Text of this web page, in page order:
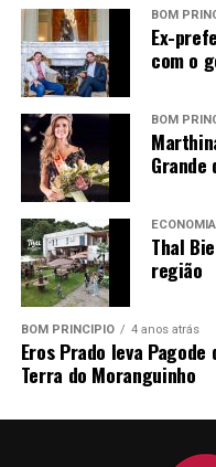
PRAZO E LOCAL DE
e dias 01; 02 e 03 de
11h30min e das 13h
Pessoal, junto a
sito à Rua João
Excepcionalmente,
serão realizadas
compreendendo o
Pareci Novo,
BOM
Ex-
com o
BOM
Grande
ECONOMIA
Thal
região
BOM PRINCÍPIO 4 anos atrás
Eros Prado leva Pagode
Terra do Moranguinho